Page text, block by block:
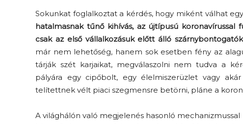
Sokunkat foglalkoztat a kérdés, hogy miként válhat
hatalmasnak tűnő kihívás, az újtípusú
csak az első vállalkozásuk előtt álló
már nem lehetőség, hanem sok esetben fény az
tárják szét karjaikat, megválaszolni nem tudva a
pályára egy cipőbolt, egy élelmiszerüzlet vagy
telítettnek vélt piaci szegmensre betörni, pláne a
A világhálón való megjelenés hasonló